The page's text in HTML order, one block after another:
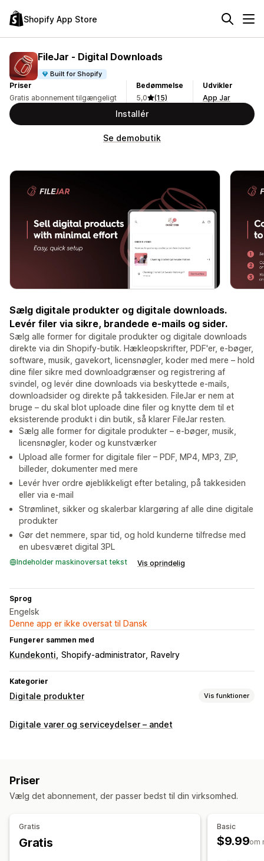
Shopify App Store
FileJar ‑ Digital Downloads
Built for Shopify
Priser
Gratis abonnement tilgængeligt
Bedømmelse
5,0
(15)
Udvikler
App Jar
Installér
Se demobutik
Sælg digitale produkter og digitale downloads.
Levér filer via sikre, brandede e-mails og sider.
Sælg alle former for digitale produkter og digitale downloads
direkte via din Shopify-butik. Hækleopskrifter, PDF'er, e-bøger,
software, musik, gavekort, licensnøgler, koder med mere – hold
dine filer sikre med downloadgrænser og registrering af
svindel, og levér dine downloads via beskyttede e-mails,
downloadsider og direkte på takkesiden. FileJar er nem at
bruge – du skal blot uploade dine filer og knytte dem til et
eksisterende produkt i din butik, så klarer FileJar resten.
Sælg alle former for digitale produkter – e-bøger, musik,
licensnøgler, koder og kunstværker
Upload alle former for digitale filer – PDF, MP4, MP3, ZIP,
billeder, dokumenter med mere
Levér hver ordre øjeblikkeligt efter betaling, på takkesiden
eller via e-mail
Strømlinet, sikker og skalerbar klargøring af alle dine digitale
produkter
Gør det nemmere, spar tid, og hold kunderne tilfredse med
en ubesværet digital 3PL
Indeholder maskinoversat tekst Vis oprindelig
Sprog
Engelsk
Denne app er ikke oversat til Dansk
Fungerer sammen med
Kundekonti Shopify-administrator Ravelry
Kategorier
Digitale produkter Vis funktioner
Produkttyper
Downloadadministration
Maillevering
Masseupload
Tilpassede downloadsider
Analyser
Amazon S3-lagring
Digitale varer og serviceydelser – andet
Priser
Vælg det abonnement, der passer bedst til din virksomhed.
Gratis
Gratis
Basic
$9.99om